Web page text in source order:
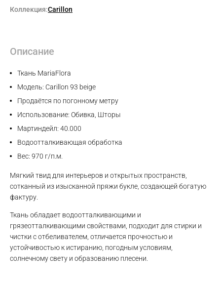
Коллекция:Carillon
Описание
Ткань MariaFlora
Модель: Carillon 93 beige
Продаётся по погонному метру
Использование: Обивка, Шторы
Мартиндейл: 40.000
Водоотталкивающая обработка
Вес: 970 г/п.м.
Мягкий твид для интерьеров и открытых пространств,
сотканный из изысканной пряжи букле, создающей богатую
фактуру.
Ткань обладает водоотталкивающими и
грязеотталкивающими свойствами, подходит для стирки и
чистки с отбеливателем, отличается прочностью и
устойчивостью к истиранию, погодным условиям,
солнечному свету и образованию плесени.
Max